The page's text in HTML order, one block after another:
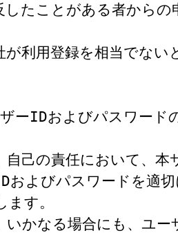
したことがある者からの
が利用登録を相当でない
ーIDおよびパスワード
自己の責任において、本
およびパスワードを適切
す。
いかなる場合にも、ユー